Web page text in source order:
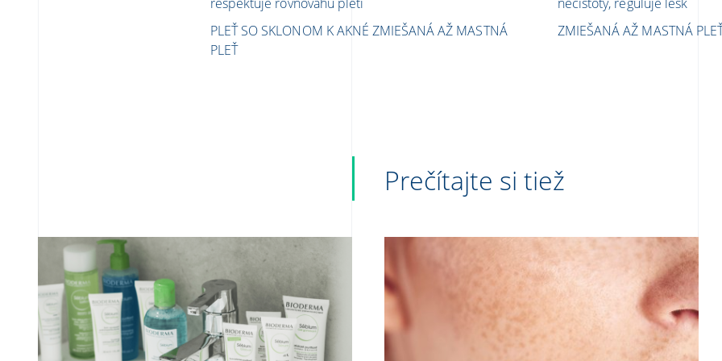
PLEŤ SO SKLONOM K AKNÉ ZMIEŠANÁ AŽ MASTNÁ
PLEŤ
ZMIEŠANÁ AŽ MASTNÁ
Prečítajte si tiež